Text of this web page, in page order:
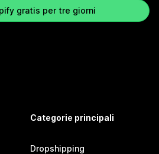
gratis per tre giorni
Categorie principali
Dropshipping